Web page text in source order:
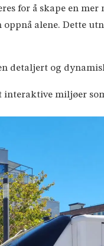
for å skape en
alene. Dette
detaljert og
miljøer